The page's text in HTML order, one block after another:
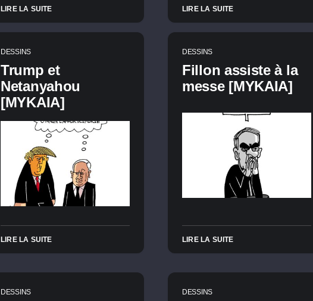
LIRE LA SUITE LIRE LA SUITE
DESSINS
Trump et
Netanyahou
[MYKAIA]
LIRE LA SUITE
DESSINS
Fillon assiste à la
messe [MYKAIA]
LIRE LA SUITE
DESSINS DESSINS